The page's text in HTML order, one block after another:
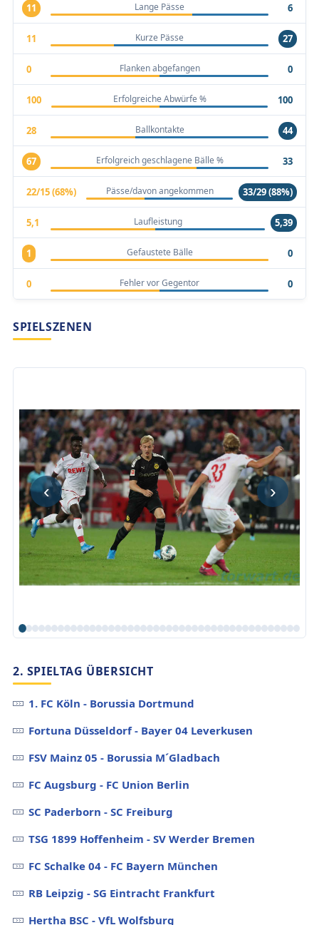
11 Lange Pässe 6
11 Kurze Pässe 27
0 Flanken abgefangen 0
100 Erfolgreiche Abwürfe % 100
28 Ballkontakte 44
67 Erfolgreich geschlagene Bälle % 33
22/15 (68%) Pässe/davon angekommen 33/29 (88%)
5,1 Laufleistung 5,39
1 Gefaustete Bälle 0
0 Fehler vor Gegentor 0
SPIELSZENEN
‹ ›
2. SPIELTAG ÜBERSICHT
1. FC Köln - Borussia Dortmund
Fortuna Düsseldorf - Bayer 04 Leverkusen
FSV Mainz 05 - Borussia M´Gladbach
FC Augsburg - FC Union Berlin
SC Paderborn - SC Freiburg
TSG 1899 Hoffenheim - SV Werder Bremen
FC Schalke 04 - FC Bayern München
RB Leipzig - SG Eintracht Frankfurt
Hertha BSC - VfL Wolfsburg